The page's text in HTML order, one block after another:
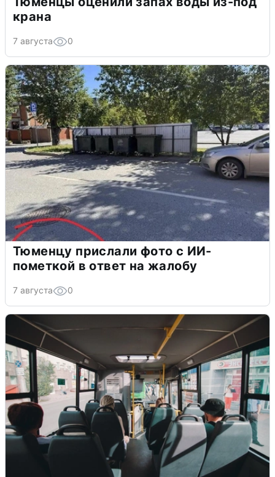
крана
7 августа 0
Тюменцу прислали фото с ИИ-
пометкой в ответ на жалобу
7 августа 0